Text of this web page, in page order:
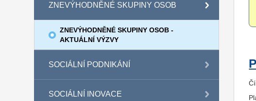
ZNEVÝHODNĚNÉ SKUPINY OSOB
ZNEVÝHODNĚNÉ SKUPINY OSOB -
AKTUÁLNÍ VÝZVY
SOCIÁLNÍ PODNIKÁNÍ
SOCIÁLNÍ INOVACE